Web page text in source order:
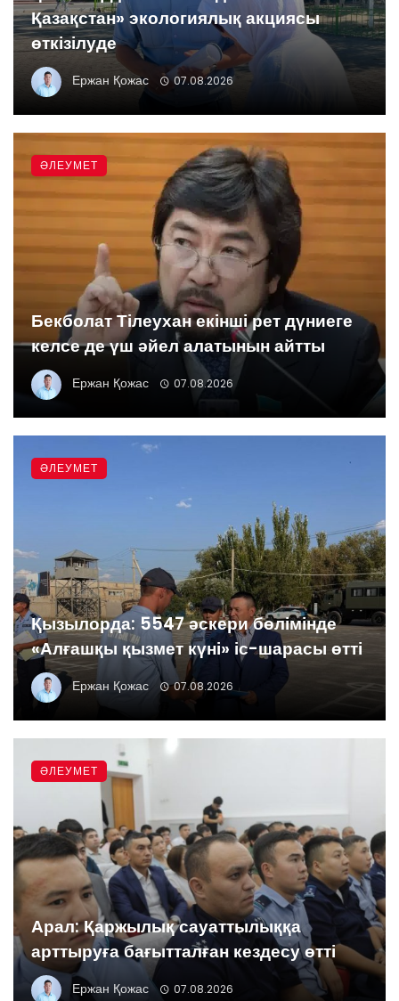
Қазақстан» экологиялық акциясы
өткізілуде
Ержан Қожас 07.08.2026
Бекболат Тілеухан екінші рет дүниеге
келсе де үш әйел алатынын айтты
Ержан Қожас 07.08.2026
ӘЛЕУМЕТ
Қызылорда: 5547 әскери бөлімінде
«Алғашқы қызмет күні» іс-шарасы өтті
Ержан Қожас 07.08.2026
ӘЛЕУМЕТ
Арал: Қаржылық сауаттылыққа
арттыруға бағытталған кездесу өтті
Ержан Қожас 07.08.2026
ӘЛЕУМЕТ